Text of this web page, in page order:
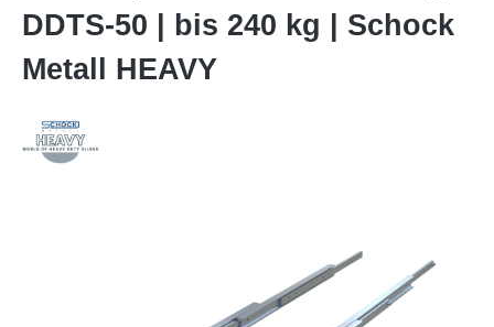
DDTS-50 | bis 240 kg | Schock
Metall HEAVY